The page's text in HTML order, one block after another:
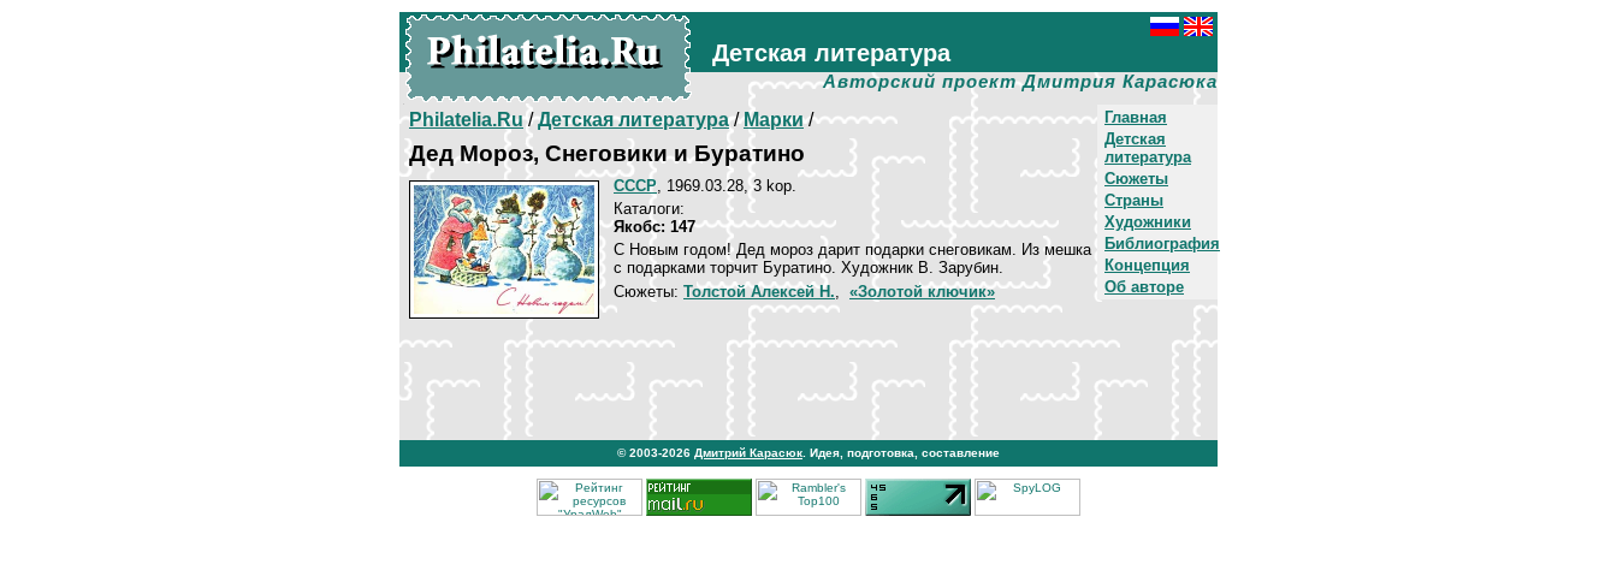
Детская литература
Авторский проект Дмитрия Карасюка
Главная
Детская
литература
Сюжеты
Страны
Художники
Библиография
Концепция
Об авторе
Philatelia.Ru/Детская литература/Марки/
Дед Мороз, Снеговики и Буратино
СССР, 1969.03.28, 3 kop.
Каталоги:
Якобс: 147
С Новым годом! Дед мороз дарит подарки снеговикам. Из мешка
с подарками торчит Буратино. Художник В. Зарубин.
Сюжеты: Толстой Алексей Н., «Золотой ключик»
© 2003-2026 Дмитрий Карасюк . Идея, подготовка, составление